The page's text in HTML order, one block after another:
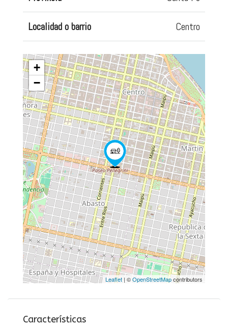
Localidad o barrio Centro
+
−
Leaflet | ©OpenStreetMapcontributors
Características